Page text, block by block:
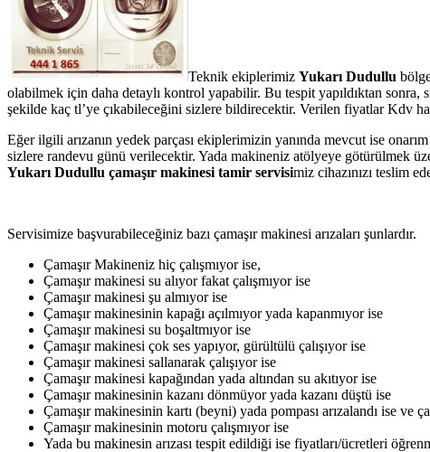
Teknik ekiplerimiz Yukarı Dudullu
olabilmek için daha detaylı kontrol yapabilir. Bu tespit yapıldıktan sonra,
şekilde kaç tl’ye çıkabileceğini sizlere bildirecektir. Verilen fiyatlar Kdv
Eğer ilgili arızanın yedek parçası ekiplerimizin yanında mevcut ise
sizlere randevu günü verilecektir. Yada makineniz atölyeye götürülmek
Yukarı Dudullu çamaşır makinesi tamir servisimiz cihazınızı teslim
Servisimize başvurabileceğiniz bazı çamaşır makinesi arızaları şunlardır.
Çamaşır Makineniz hiç çalışmıyor ise,
Çamaşır makinesi su alıyor fakat çalışmıyor ise
Çamaşır makinesi şu almıyor ise
Çamaşır makinesinin kapağı açılmıyor yada kapanmıyor ise
Çamaşır makinesi su boşaltmıyor ise
Çamaşır makinesi çok ses yapıyor, gürültülü çalışıyor ise
Çamaşır makinesi sallanarak çalışıyor ise
Çamaşır makinesi kapağından yada altından su akıtıyor ise
Çamaşır makinesinin kazanı dönmüyor yada kazanı düştü ise
Çamaşır makinesinin kartı (beyni) yada pompası arızalandı ise ve
Çamaşır makinesinin motoru çalışmıyor ise
Yada bu makinesin arızası tespit edildiği ise fiyatları/ücretleri